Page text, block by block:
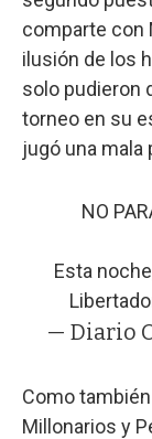
comparte con
ilusión de los
solo pudieron
torneo en su
jugó una mala
NO
Esta
— Diario
Como
Millonarios y